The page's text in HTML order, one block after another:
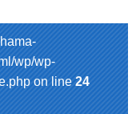
wp/wp-
on line24